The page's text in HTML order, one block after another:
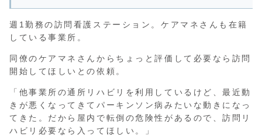
週1勤務の訪問看護ステーション。ケアマネさんも在籍
している事業所。
同僚のケアマネさんからちょっと評価して必要なら訪問
開始してほしいとの依頼。
「他事業所の通所リハビリを利用しているけど、最近動
きが悪くなってきてパーキンソン病みたいな動きになっ
てきた。だから屋内で転倒の危険性があるので、訪問リ
ハビリ必要なら入ってほしい。」